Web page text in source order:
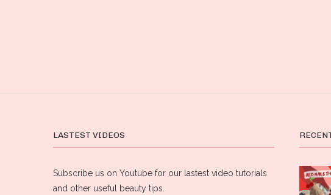
LASTEST VIDEOS
Subscribe us on Youtube for our lastest video tutorials
and other useful beauty tips.